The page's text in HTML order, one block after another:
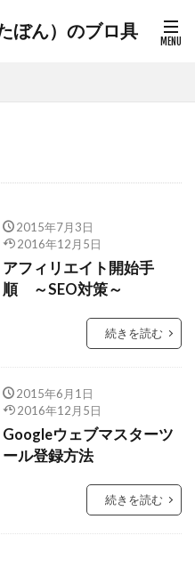
ぼん）のブロ具
2015年7月3日
2016年12月5日
アフィリエイト開始手
順 ～SEO対策～
続きを読む
2015年6月1日
2016年12月5日
Googleウェブマスターツ
ール登録方法
続きを読む